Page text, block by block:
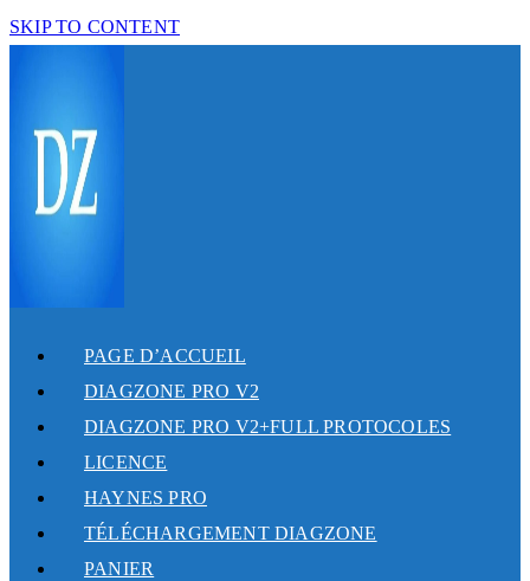
SKIP TO CONTENT
PAGE D’ACCUEIL
DIAGZONE PRO V2
DIAGZONE PRO V2+FULL PROTOCOLES
LICENCE
HAYNES PRO
TÉLÉCHARGEMENT DIAGZONE
PANIER